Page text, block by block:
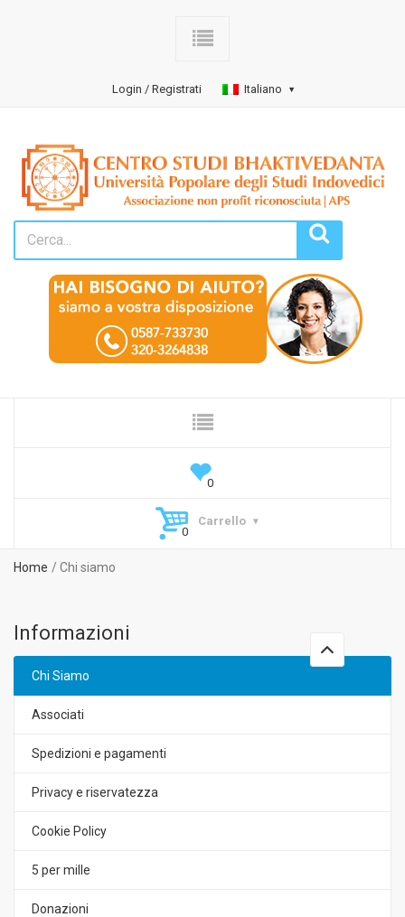
Login / Registrati Italiano
Carrello
Home Chi siamo
Informazioni
Chi Siamo
Associati
Spedizioni e pagamenti
Privacy e riservatezza
Cookie Policy
5 per mille
Donazioni